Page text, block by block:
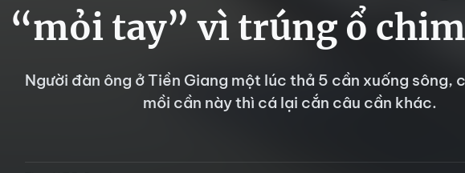
“mỏi tay” vì trúng ổ
Người đàn ông ở Tiền Giang một lúc thả 5 cần xuống sông,
mồi cần này thì cá lại cắn câu cần khác.